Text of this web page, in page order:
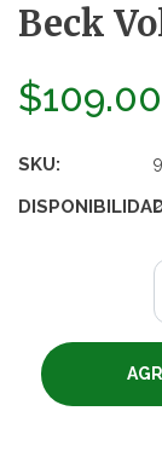
Beck
SKU:
2